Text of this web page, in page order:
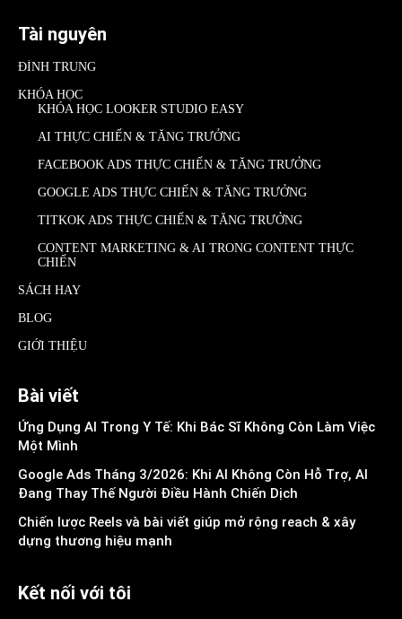
Tài nguyên
ĐÌNH TRUNG
KHÓA HỌC
KHÓA HỌC LOOKER STUDIO EASY
AI THỰC CHIẾN & TĂNG TRƯỞNG
FACEBOOK ADS THỰC CHIẾN & TĂNG TRƯỞNG
GOOGLE ADS THỰC CHIẾN & TĂNG TRƯỞNG
TITKOK ADS THỰC CHIẾN & TĂNG TRƯỞNG
CONTENT MARKETING & AI TRONG CONTENT THỰC
CHIẾN
SÁCH HAY
BLOG
GIỚI THIỆU
Bài viết
Ứng Dụng AI Trong Y Tế: Khi Bác Sĩ Không Còn Làm Việc
Một Mình
Google Ads Tháng 3/2026: Khi AI Không Còn Hỗ Trợ, AI
Đang Thay Thế Người Điều Hành Chiến Dịch
Chiến lược Reels và bài viết giúp mở rộng reach & xây
dựng thương hiệu mạnh
Kết nối với tôi